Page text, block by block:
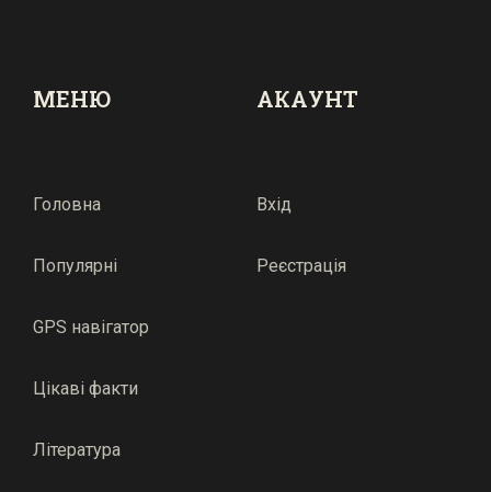
МЕНЮ
Головна
Популярні
GPS навігатор
Цікаві факти
Література
АКАУНТ
Вхід
Реєстрація